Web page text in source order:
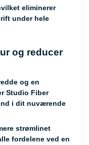
eliminerer
under hele
og reducer
og en
Studio Fiber
i dit nuværende
strømlinet
fordelene ved en